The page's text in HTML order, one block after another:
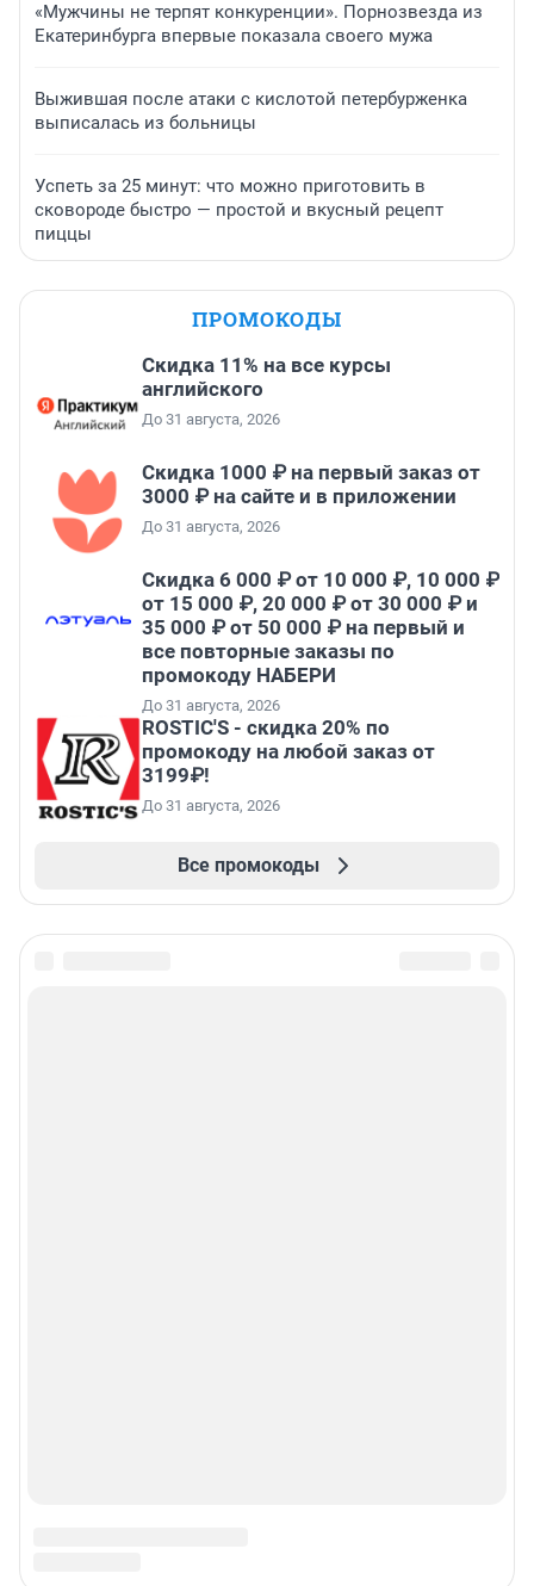
«Мужчины не терпят конкуренции». Порнозвезда из
Екатеринбурга впервые показала своего мужа
Выжившая после атаки с кислотой петербурженка
выписалась из больницы
Успеть за 25 минут: что можно приготовить в
сковороде быстро — простой и вкусный рецепт
пиццы
ПРОМОКОДЫ
Скидка 11% на все курсы
английского
До 31 августа, 2026
Скидка 1000 ₽ на первый заказ от
3000 ₽ на сайте и в приложении
До 31 августа, 2026
Скидка 6 000 ₽ от 10 000 ₽, 10 000 ₽
от 15 000 ₽, 20 000 ₽ от 30 000 ₽ и
35 000 ₽ от 50 000 ₽ на первый и
все повторные заказы по
промокоду НАБЕРИ
До 31 августа, 2026
ROSTIC'S - скидка 20% по
промокоду на любой заказ от
3199₽!
До 31 августа, 2026
Все промокоды